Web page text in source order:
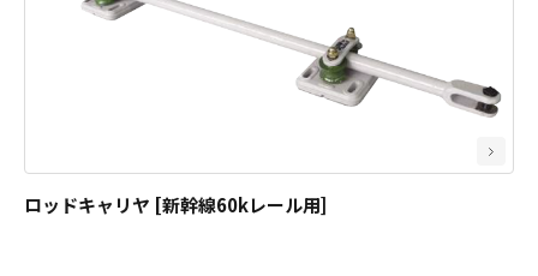
ロッドキャリヤ [新幹線60kレール用]